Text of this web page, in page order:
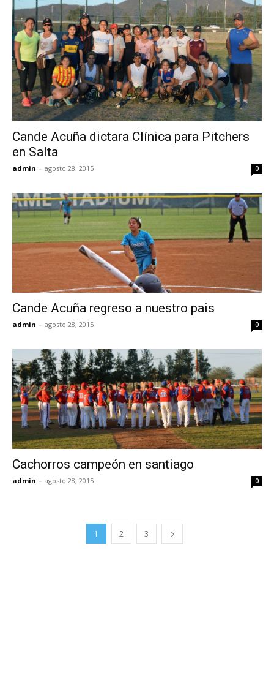
Cande Acuña dictara Clínica para Pitchers
en Salta
admin - agosto 28, 2015 0
Cande Acuña regreso a nuestro pais
admin - agosto 28, 2015 0
Cachorros campeón en santiago
admin - agosto 28, 2015 0
1 2 3